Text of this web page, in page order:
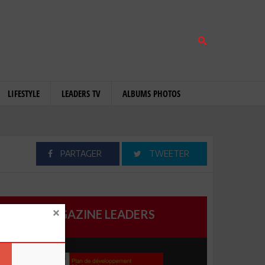
LIFESTYLE LEADERS TV ALBUMS PHOTOS
PARTAGER TWEETER
MAGAZINE LEADERS